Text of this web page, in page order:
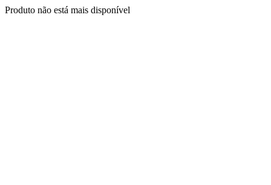
Produto não está mais disponível